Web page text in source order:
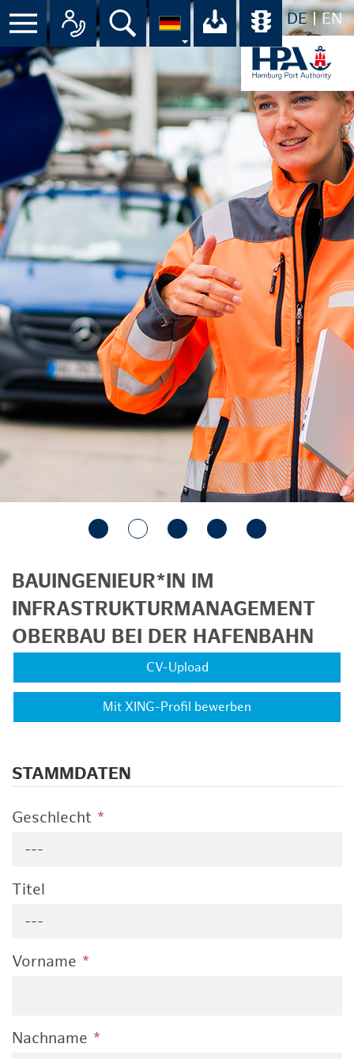
DE EN
Suche Ihr Download-
BAUINGENIEUR*IN IM
INFRASTRUKTURMANAGEMENT
OBERBAU BEI DER HAFENBAHN
CV-Upload
Mit XING-Profil bewerben
STAMMDATEN
Geschlecht *
---
Titel
---
Vorname *
Nachname *